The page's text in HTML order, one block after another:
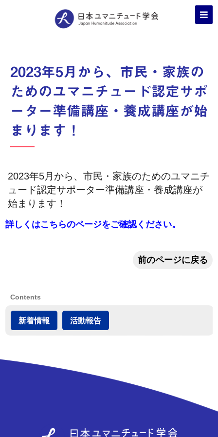
2023年5月から、市民・家族の
ためのユマニチュード認定サポ
ーター準備講座・養成講座が始
まります！
2023年5月から、市民・家族のためのユマニチ
ュード認定サポーター準備講座・養成講座が
始まります！
詳しくはこちらのページをご確認ください。
前のページに戻る
Contents
新着情報 活動報告